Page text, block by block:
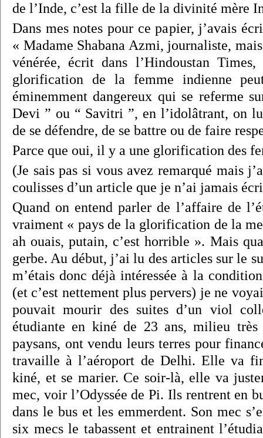
de l’Inde, c’est la fille de la divinité mère
Dans mes notes pour ce papier, j’avais
« Madame Shabana Azmi, journaliste,
vénérée, écrit dans l’Hindoustan
glorification de la femme indienne
éminemment dangereux qui se referme
Devi ” ou “ Savitri ”, en l’idolâtrant, on
de se défendre, de se battre ou de faire
Parce que oui, il y a une glorification des
(Je sais pas si vous avez remarqué mais
coulisses d’un article que je n’ai jamais
Quand on entend parler de l’affaire de
vraiment « pays de la glorification de la
ah ouais, putain, c’est horrible ». Mais
gerbe. Au début, j’ai lu des articles sur le
m’étais donc déjà intéressée à la
(et c’est nettement plus pervers) je ne
pouvait mourir des suites d’un viol
étudiante en kiné de 23 ans, milieu très
paysans, ont vendu leurs terres pour
travaille à l’aéroport de Delhi. Elle va
kiné, et se marier. Ce soir-là, elle va
mec, voir l’Odyssée de Pi. Ils rentrent en
dans le bus et les emmerdent. Son mec
six mecs le tabassent et entrainent